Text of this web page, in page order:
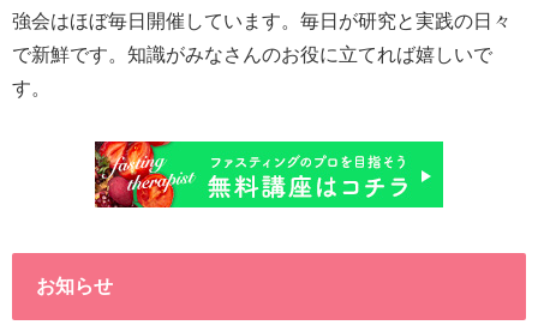
強会はほぼ毎日開催しています。毎日が研究と実践の日々
で新鮮です。知識がみなさんのお役に立てれば嬉しいで
す。
お知らせ